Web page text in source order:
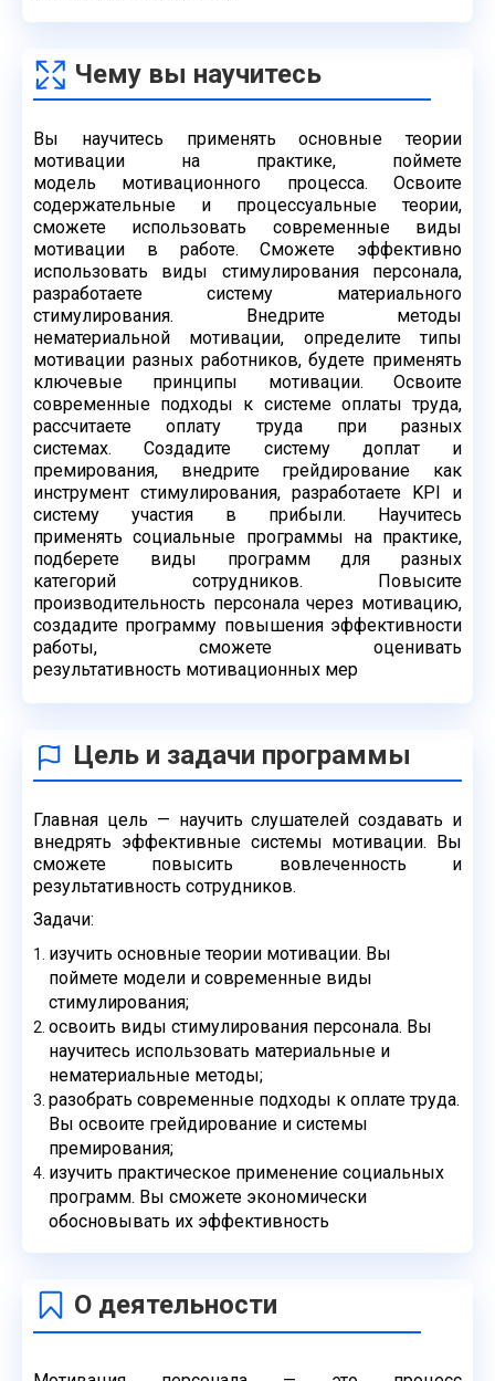
Чему вы научитесь
Вы научитесь применять основные теории
мотивации на практике, поймете
модель мотивационного процесса. Освоите
содержательные и процессуальные теории,
сможете использовать современные виды
мотивации в работе. Сможете эффективно
использовать виды стимулирования персонала,
разработаете систему материального
стимулирования. Внедрите методы
нематериальной мотивации, определите типы
мотивации разных работников, будете применять
ключевые принципы мотивации. Освоите
современные подходы к системе оплаты труда,
рассчитаете оплату труда при разных
системах.Создадите систему доплат и
премирования, внедрите грейдирование как
инструмент стимулирования, разработаете KPI и
систему участия в прибыли. Научитесь
применятьсоциальные программы на практике,
подберете виды программ для разных
категорий сотрудников. Повысите
производительность персонала через мотивацию,
создадите программу повышения эффективности
работы, сможете оценивать
результативность мотивационных мер
Цель и задачи программы
Главная цель — научить слушателей создавать и
внедрять эффективные системы мотивации. Вы
сможете повысить вовлеченность и
результативность сотрудников.
Задачи:
изучить основные теории мотивации. Вы
поймете модели и современные виды
стимулирования;
освоить виды стимулирования персонала. Вы
научитесь использовать материальные и
нематериальные методы;
разобрать современные подходы к оплате труда.
Вы освоите грейдирование и системы
премирования;
изучить практическое применение социальных
программ. Вы сможете экономически
обосновывать их эффективность
О деятельности